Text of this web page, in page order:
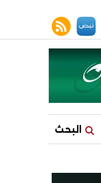
نبض rss feed
البحث